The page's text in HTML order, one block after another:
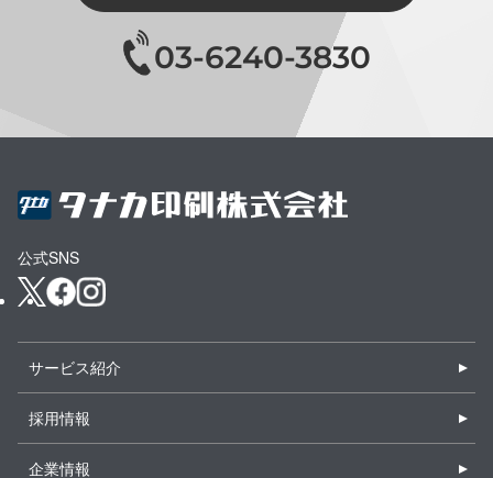
03-6240-3830
公式SNS
サービス紹介
採用情報
企業情報